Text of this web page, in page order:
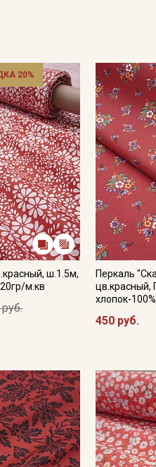
20%
ш.1.5м,
м.кв
Перкаль
цв.красный,
хлопок-
450 руб.